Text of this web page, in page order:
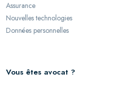
Assurance
Nouvelles technologies
Données personnelles
Vous êtes avocat ?